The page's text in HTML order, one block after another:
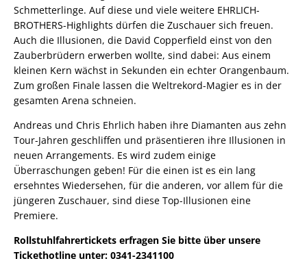
Schmetterlinge. Auf diese und viele weitere EHRLICH-
BROTHERS-Highlights dürfen die Zuschauer sich freuen.
Auch die Illusionen, die David Copperfield einst von den
Zauberbrüdern erwerben wollte, sind dabei: Aus einem
kleinen Kern wächst in Sekunden ein echter Orangenbaum.
Zum großen Finale lassen die Weltrekord-Magier es in der
gesamten Arena schneien.
Andreas und Chris Ehrlich haben ihre Diamanten aus zehn
Tour-Jahren geschliffen und präsentieren ihre Illusionen in
neuen Arrangements. Es wird zudem einige
Überraschungen geben! Für die einen ist es ein lang
ersehntes Wiedersehen, für die anderen, vor allem für die
jüngeren Zuschauer, sind diese Top-Illusionen eine
Premiere.
Rollstuhlfahrertickets erfragen Sie bitte über unsere
Tickethotline unter: 0341-2341100